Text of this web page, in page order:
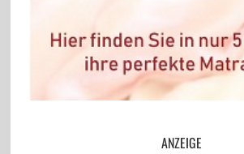
ANZEIGE